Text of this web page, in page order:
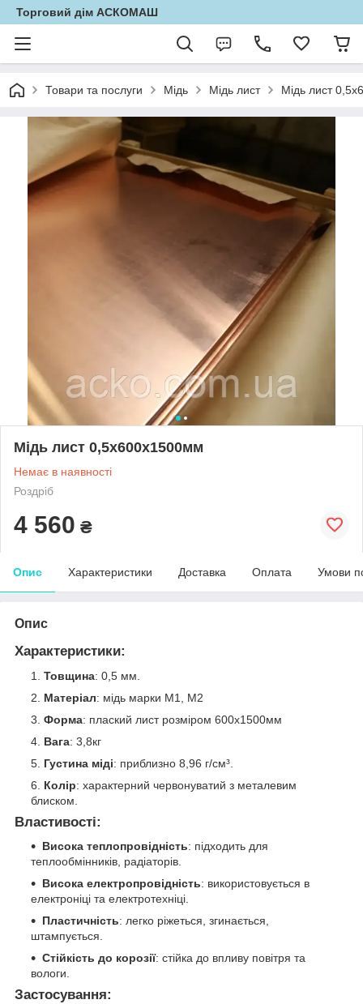
Торговий дім АСКОМАШ
Товари та послуги Мідь Мідь лист Мідь лист
Мідь лист 0,5х600х1500мм
Немає в наявності
Роздріб
4 560 ₴
Опис Характеристики Доставка Оплата Умови
Опис
Характеристики:
Товщина: 0,5 мм.
Матеріал: мідь марки М1, М2
Форма: плаский лист розміром 600х1500мм
Вага: 3,8кг
Густина міді: приблизно 8,96 г/см³.
Колір: характерний червонуватий з металевим
блиском.
Властивості:
Висока теплопровідність: підходить для
теплообмінників, радіаторів.
Висока електропровідність: використовується в
електроніці та електротехніці.
Пластичність: легко ріжеться, згинається,
штампується.
Стійкість до корозії: стійка до впливу повітря та
вологи.
Застосування: